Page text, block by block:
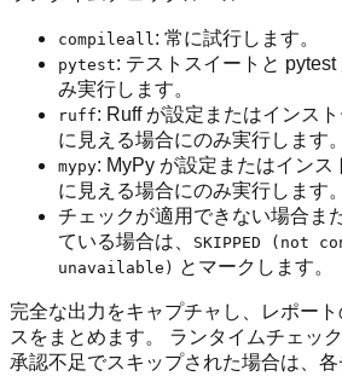
compileall: 常に試行します。
pytest: テストスイートと
み実行します。
ruff: Ruff が設定またはインス
に見える場合にのみ実行します。
mypy: MyPy が設定またはインス
に見える場合にのみ実行します。
チェックが適用できない場合ま
ている場合は、
SKIPPED (not
unavailable) とマークします。
完全な出力をキャプチャし、レポー
スをまとめます。 ランタイムチェッ
承認不足でスキップされた場合は、